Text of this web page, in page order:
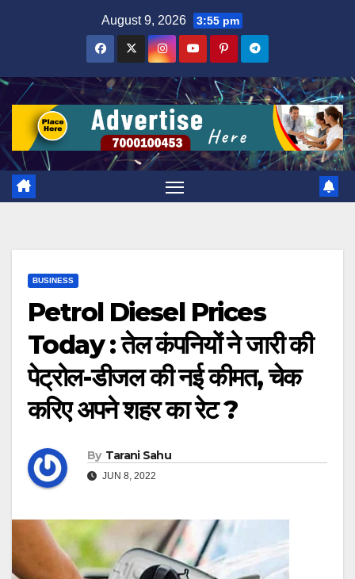
August 9, 2026 3:55 pm
BUSINESS
Petrol Diesel Prices
Today : तेल कंपनियों ने जारी की
पेट्रोल-डीजल की नई कीमत, चेक
करिए अपने शहर का रेट ?
By Tarani Sahu
JUN 8, 2022